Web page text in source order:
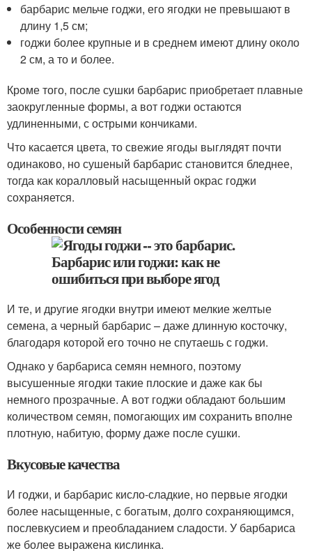
барбарис мельче годжи, его ягодки не превышают в
длину 1,5 см;
годжи более крупные и в среднем имеют длину около
2 см, а то и более.
Кроме того, после сушки барбарис приобретает плавные
заокругленные формы, а вот годжи остаются
удлиненными, с острыми кончиками.
Что касается цвета, то свежие ягоды выглядят почти
одинаково, но сушеный барбарис становится бледнее,
тогда как коралловый насыщенный окрас годжи
сохраняется.
Особенности семян
И те, и другие ягодки внутри имеют мелкие желтые
семена, а черный барбарис – даже длинную косточку,
благодаря которой его точно не спутаешь с годжи.
Однако у барбариса семян немного, поэтому
высушенные ягодки такие плоские и даже как бы
немного прозрачные. А вот годжи обладают большим
количеством семян, помогающих им сохранить вполне
плотную, набитую, форму даже после сушки.
Вкусовые качества
И годжи, и барбарис кисло-сладкие, но первые ягодки
более насыщенные, с богатым, долго сохраняющимся,
послевкусием и преобладанием сладости. У барбариса
же более выражена кислинка.